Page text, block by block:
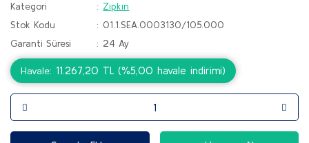
Kategori
Zıpkın
Stok Kodu
01.1.SEA.0003130/105.000
Garanti Süresi
24 Ay
Havale 11.267,20 TL (%5,00 havale indirimi)